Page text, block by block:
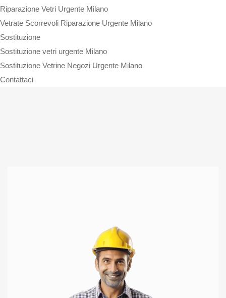
Riparazione Vetri Urgente Milano
Vetrate Scorrevoli Riparazione Urgente Milano
Sostituzione
Sostituzione vetri urgente Milano
Sostituzione Vetrine Negozi Urgente Milano
Contattaci